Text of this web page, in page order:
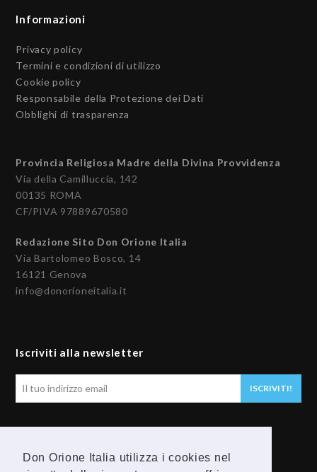
Don Orione Italia utilizza i cookies nel
Informazioni
Privacy policy
Termini e condizioni di utilizzo
Cookie policy
Responsabile della Protezione dei Dati
Obblighi di trasparenza
Provincia Religiosa Madre della Divina Provvidenza
Via della Camilluccia, 142
00135 ROMA
CF/PIVA 97889670580
Redazione Sito Don Orione Italia
Via Bartolomeo Bosco, 14
16121 Genova
info@donorioneitalia.it
Iscriviti alla newsletter
ISCRIVITI!